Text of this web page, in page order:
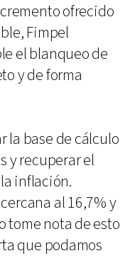
ofrecido
Fimpel
el blanqueo de
y de forma
la base de cálculo
y recuperar el
inflación.
al 16,7% y
tome nota de esto
que podamos